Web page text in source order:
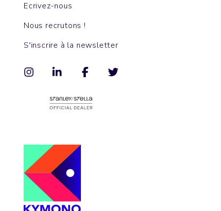
Ecrivez-nous
Nous recrutons !
S'inscrire à la newsletter